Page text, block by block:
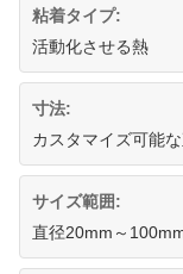
粘着タイプ:
活動化させる熱
寸法:
カスタマイズ可能
サイズ範囲:
直径20mm～